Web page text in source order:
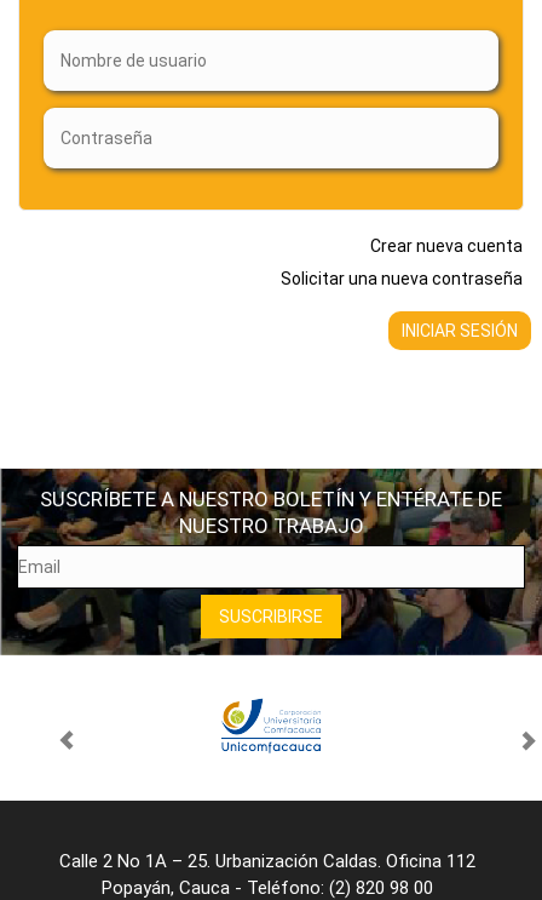
Crear nueva cuenta
Solicitar una nueva contraseña
SUSCRÍBETE A NUESTRO BOLETÍN Y ENTÉRATE DE
NUESTRO TRABAJO
Calle 2 No 1A – 25. Urbanización Caldas. Oficina 112
Popayán, Cauca - Teléfono: (2) 820 98 00